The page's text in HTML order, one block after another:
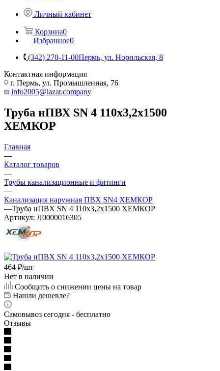
Личный кабинет
Корзина0
Избранное0
(342) 270-11-00Пермь, ул. Норильская, 8
Контактная информация
г. Пермь, ул. Промышленная, 76
info2005@lazar.company
Труба нПВХ SN 4 110х3,2х1500
ХЕМКОР
Главная
—
Каталог товаров
—
Трубы канализационные и фитинги
—
Канализация наружная ПВХ SN4 ХЕМКОР
—Труба нПВХ SN 4 110х3,2х1500 ХЕМКОР
Артикул: Л0000016305
464 ₽/шт
Нет в наличии
Сообщить о снижении цены на товар
Нашли дешевле?
Самовывоз сегодня - бесплатно
Отзывы